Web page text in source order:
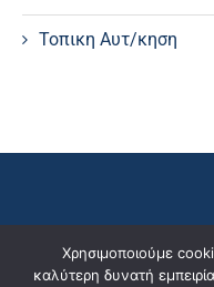
Τοπικη Αυτ/κηση
Χρησιμοποιούμε
καλύτερη δυνατή